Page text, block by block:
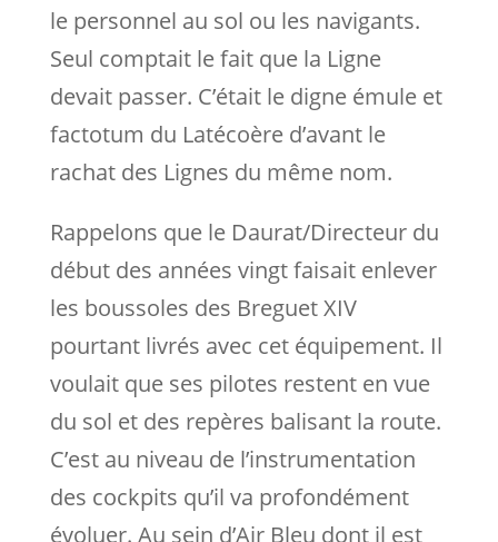
le personnel au sol ou les navigants.
Seul comptait le fait que la Ligne
devait passer. C’était le digne émule et
factotum du Latécoère d’avant le
rachat des Lignes du même nom.
Rappelons que le Daurat/Directeur du
début des années vingt faisait enlever
les boussoles des Breguet XIV
pourtant livrés avec cet équipement. Il
voulait que ses pilotes restent en vue
du sol et des repères balisant la route.
C’est au niveau de l’instrumentation
des cockpits qu’il va profondément
évoluer. Au sein d’Air Bleu dont il est